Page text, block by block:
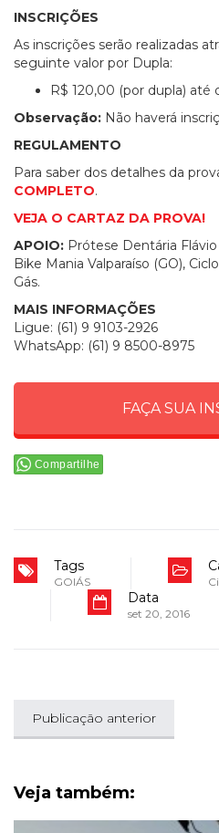
INSCRIÇÕES
As inscrições serão realizadas
seguinte valor por Dupla:
R$ 120,00 (por dupla) até
Observação: Não haverá
REGULAMENTO
Para saber dos detalhes da
COMPLETO.
VEJA O CARTAZ DA PROVA!
APOIO: Prótese Dentária
Bike Mania Valparaíso (GO),
Gás.
MAIS INFORMAÇÕES
Ligue: (61) 9 9103-2926
WhatsApp: (61) 9 8500-8975
FAÇA SUA
Compartilhe
Tags
GOIÁS
Data
set 20, 2016
Publicação anterior
Veja também: